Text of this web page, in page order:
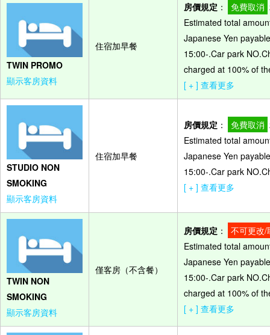
TWIN PROMO
顯示客房資料
住宿加早餐
房價規定 ： 免費取消
Estimated total
Japanese Yen
15:00-.Car park
charged at 100% of
[ + ] 查看更多
STUDIO NON
SMOKING
顯示客房資料
住宿加早餐
房價規定 ： 免費取消
Estimated total
Japanese Yen
15:00-.Car park
[ + ] 查看更多
TWIN NON
SMOKING
顯示客房資料
僅客房（不含餐）
房價規定 ：
不可更改/
Estimated total
Japanese Yen
15:00-.Car park
charged at 100% of
[ + ] 查看更多